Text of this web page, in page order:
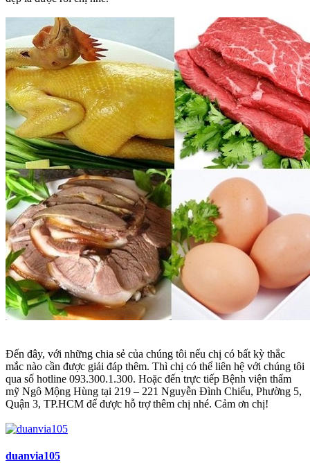
Đến đây, với những chia sẻ của chúng tôi nếu chị có bất kỳ thắc
mắc nào cần được giải đáp thêm. Thì chị có thể liên hệ với chúng tôi
qua số hotline 093.300.1.300. Hoặc đến trực tiếp Bệnh viện thẩm
mỹ Ngô Mộng Hùng tại 219 – 221 Nguyễn Đình Chiểu, Phường 5,
Quận 3, TP.HCM để được hỗ trợ thêm chị nhé. Cảm ơn chị!
duanvia105